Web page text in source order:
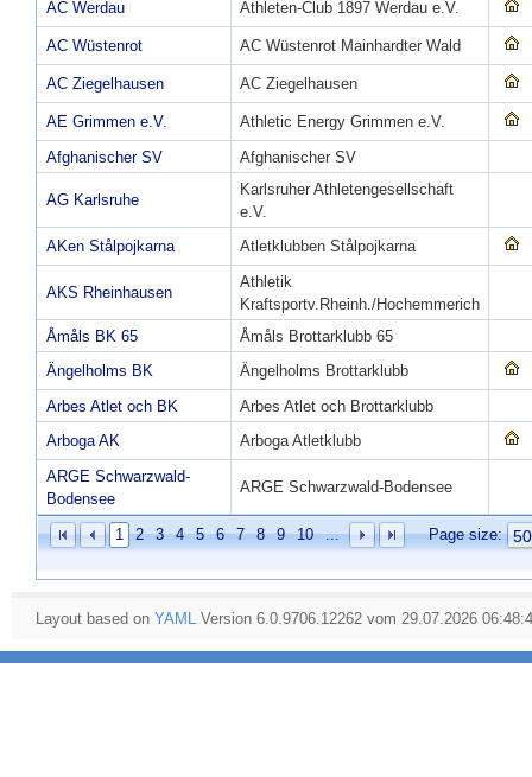
1 2 3 4 5 6 7 8 9 10 ... Page size:
AC Werdau
Athleten-Club 1897 Werdau e.V.
AC Wüstenrot AC Wüstenrot Mainhardter Wald
AC Ziegelhausen AC Ziegelhausen
AE Grimmen e.V.
Athletic Energy Grimmen e.V.
Afghanischer SV
Afghanischer SV
AG Karlsruhe
Karlsruher Athletengesellschaft
e.V.
AKen Stålpojkarna
Atletklubben Stålpojkarna
AKS Rheinhausen
Athletik
Kraftsportv.Rheinh./Hochemmerich
Åmåls BK 65
Åmåls Brottarklubb 65
Ängelholms BK
Ängelholms Brottarklubb
Arbes Atlet och BK
Arbes Atlet och Brottarklubb
Arboga AK
Arboga Atletklubb
ARGE Schwarzwald-
Bodensee
ARGE Schwarzwald-Bodensee
Layout based on YAML Version 6.0.9706.12262 vom 29.07.2026